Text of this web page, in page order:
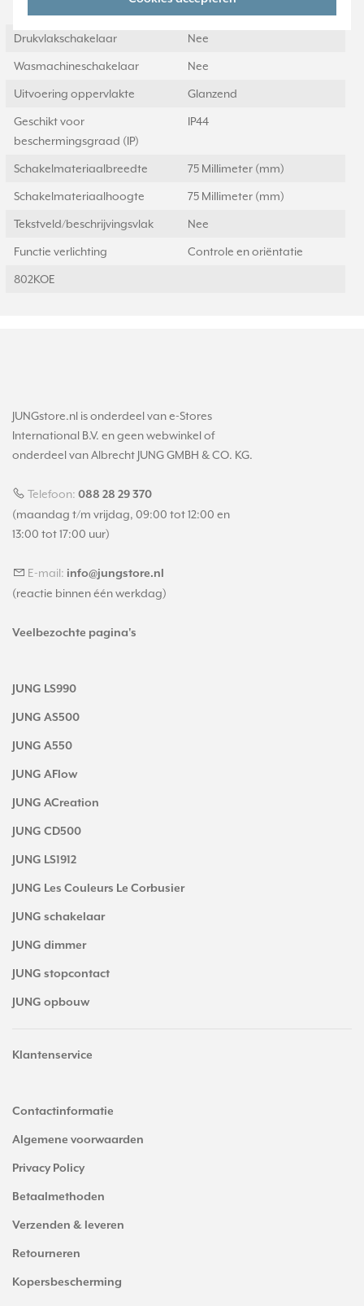
Drukvlakschakelaar Nee
Wasmachineschakelaar Nee
Uitvoering oppervlakte Glanzend
Geschikt voor
beschermingsgraad (IP)
IP44
Schakelmateriaalbreedte 75 Millimeter (mm)
Schakelmateriaalhoogte 75 Millimeter (mm)
Tekstveld/beschrijvingsvlak Nee
Functie verlichting Controle en oriëntatie
802KOE
JUNGstore.nl is onderdeel van e-Stores
International B.V. en geen webwinkel of
onderdeel van Albrecht JUNG GMBH & CO. KG.
Telefoon: 088 28 29 370
(maandag t/m vrijdag, 09:00 tot 12:00 en
13:00 tot 17:00 uur)
E-mail: info@jungstore.nl
(reactie binnen één werkdag)
Veelbezochte pagina's
JUNG LS990
JUNG AS500
JUNG A550
JUNG AFlow
JUNG ACreation
JUNG CD500
JUNG LS1912
JUNG Les Couleurs Le Corbusier
JUNG schakelaar
JUNG dimmer
JUNG stopcontact
JUNG opbouw
Klantenservice
Contactinformatie
Algemene voorwaarden
Privacy Policy
Betaalmethoden
Verzenden & leveren
Retourneren
Kopersbescherming